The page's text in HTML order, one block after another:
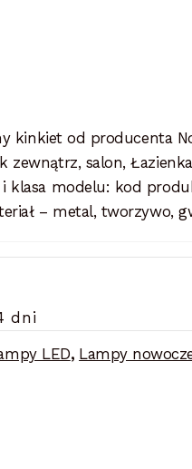
kinkiet od producenta
zewnątrz, salon,
klasa modelu: kod
– metal, tworzywo,
dni
LED, Lampy